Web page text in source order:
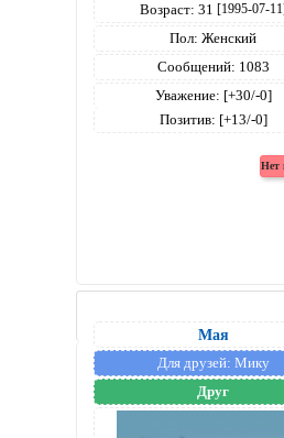
Возраст: 31 [1995-07-11]
Пол: Женский
Сообщений: 1083
Уважение: [+30/-0]
Позитив: [+13/-0]
Мая
Для друзей: Мику
Друг